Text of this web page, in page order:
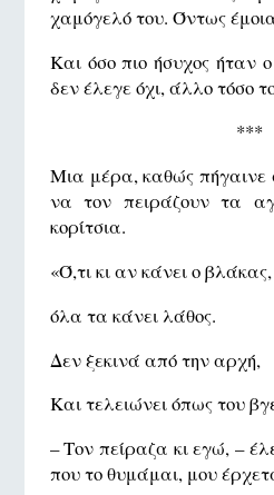
χαμόγελό του. Όντως
Και όσο πιο ήσυχος ήταν
δεν έλεγε όχι, άλλο τόσο
***
Μια μέρα, καθώς πήγαινε
να τον πειράζουν τα
κορίτσια.
«Ό,τι κι αν κάνει ο βλάκας,
όλα τα κάνει λάθος.
Δεν ξεκινά από την αρχή,
Και τελειώνει όπως του
– Τον πείραζα κι εγώ, –
που το θυμάμαι, μου